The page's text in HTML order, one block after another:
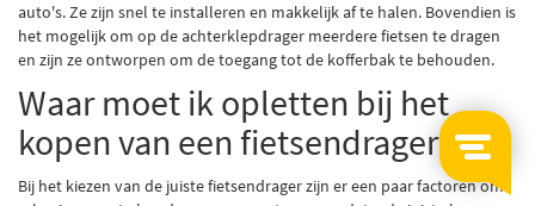
auto's. Ze zijn snel te installeren en makkelijk af te halen. Bovendien is
het mogelijk om op de achterklepdrager meerdere fietsen te dragen
en zijn ze ontworpen om de toegang tot de kofferbak te behouden.
Waar moet ik opletten bij het
kopen van een fietsendrager?
Bij het kiezen van de juiste fietsendrager zijn er een paar factoren om